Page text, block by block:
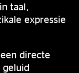
taal,
expressie
directe
geluid